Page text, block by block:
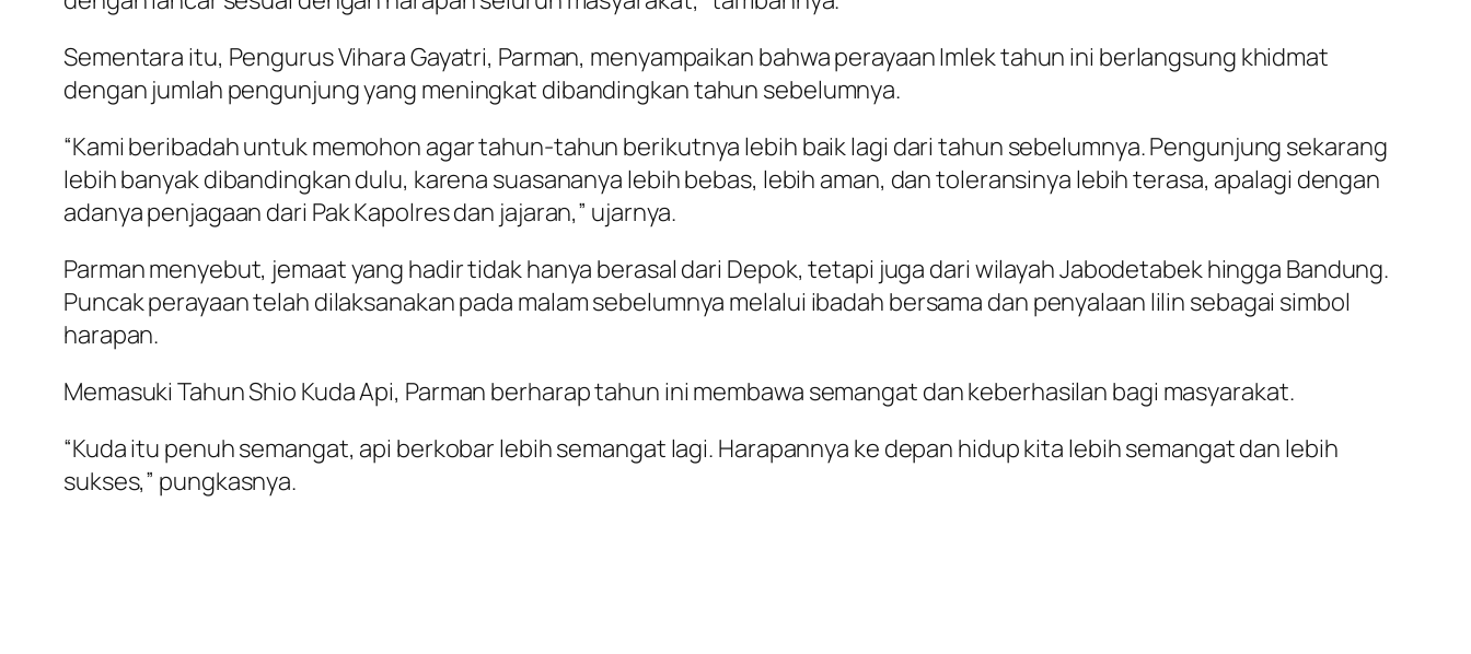
Sementara itu, Pengurus Vihara Gayatri, Parman, menyampaikan bahwa perayaan Imlek tahun ini berlangsung khidmat
dengan jumlah pengunjung yang meningkat dibandingkan tahun sebelumnya.
“Kami beribadah untuk memohon agar tahun-tahun berikutnya lebih baik lagi dari tahun sebelumnya. Pengunjung sekarang
lebih banyak dibandingkan dulu, karena suasananya lebih bebas, lebih aman, dan toleransinya lebih terasa, apalagi dengan
adanya penjagaan dari Pak Kapolres dan jajaran,” ujarnya.
Parman menyebut, jemaat yang hadir tidak hanya berasal dari Depok, tetapi juga dari wilayah Jabodetabek hingga Bandung.
Puncak perayaan telah dilaksanakan pada malam sebelumnya melalui ibadah bersama dan penyalaan lilin sebagai simbol
harapan.
Memasuki Tahun Shio Kuda Api, Parman berharap tahun ini membawa semangat dan keberhasilan bagi masyarakat.
“Kuda itu penuh semangat, api berkobar lebih semangat lagi. Harapannya ke depan hidup kita lebih semangat dan lebih
sukses,” pungkasnya.